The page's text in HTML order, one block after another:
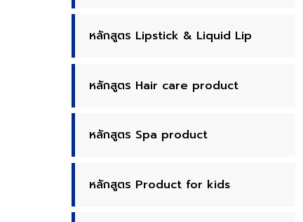
หลักสูตร Lipstick & Liquid Lip
หลักสูตร Hair care product
หลักสูตร Spa product
หลักสูตร Product for kids